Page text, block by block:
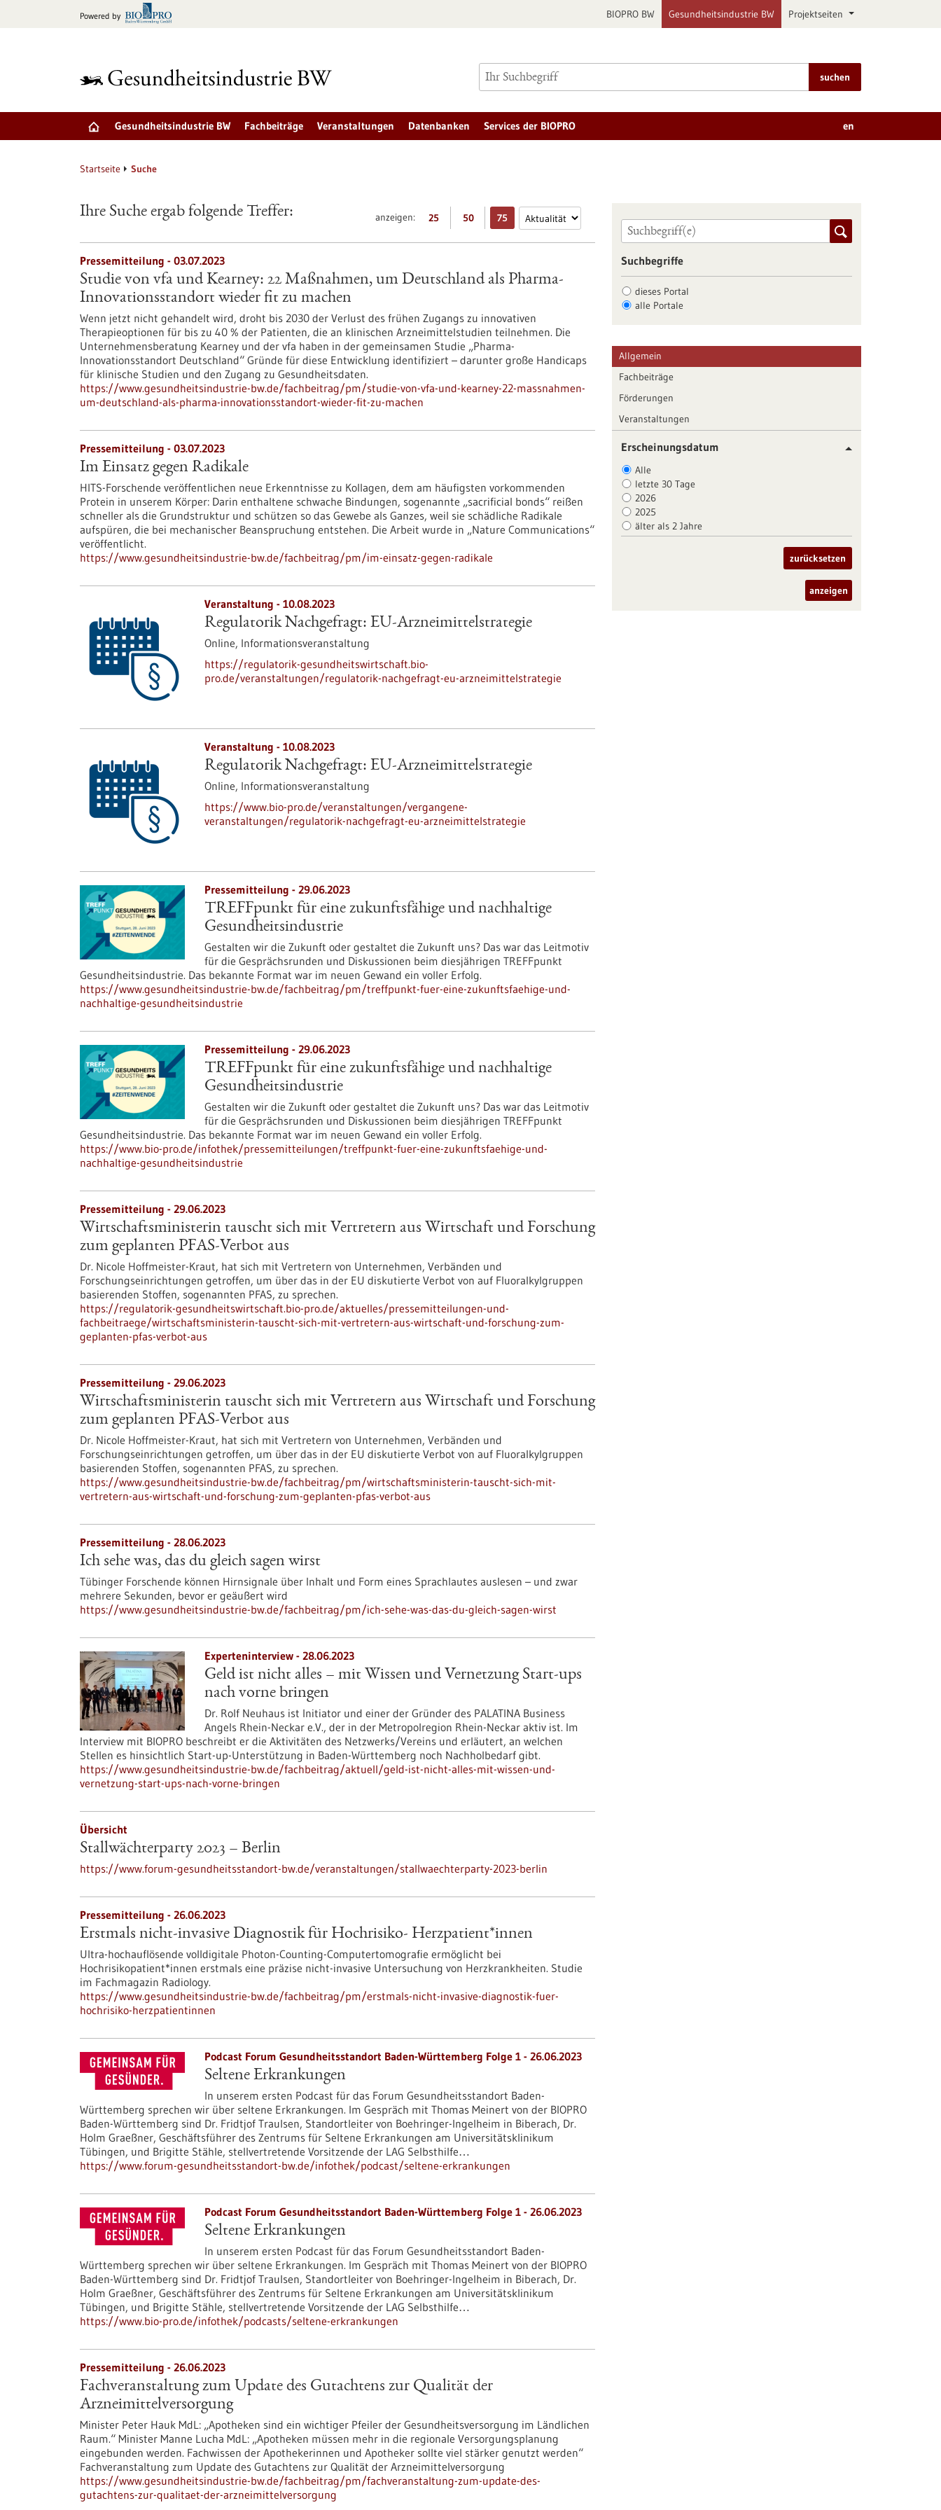
Powered by BIOPRO BW Gesundheitsindustrie BW Projektseiten
suchen
Gesundheitsindustrie BW Fachbeiträge Veranstaltungen Datenbanken Services der BIOPRO en
Startseite Suche
anzeigen: 25 50 75
Ihre Suche ergab folgende Treffer:
Pressemitteilung - 03.07.2023
Studie von vfa und Kearney: 22 Maßnahmen, um Deutschland als Pharma-
Innovationsstandort wieder fit zu machen
Wenn jetzt nicht gehandelt wird, droht bis 2030 der Verlust des frühen Zugangs zu innovativen
Therapieoptionen für bis zu 40 % der Patienten, die an klinischen Arzneimittelstudien teilnehmen. Die
Unternehmensberatung Kearney und der vfa haben in der gemeinsamen Studie „Pharma-
Innovationsstandort Deutschland“ Gründe für diese Entwicklung identifiziert – darunter große Handicaps
für klinische Studien und den Zugang zu Gesundheitsdaten.
https://www.gesundheitsindustrie-bw.de/fachbeitrag/pm/studie-von-vfa-und-kearney-22-massnahmen-
um-deutschland-als-pharma-innovationsstandort-wieder-fit-zu-machen
Pressemitteilung - 03.07.2023
Im Einsatz gegen Radikale
HITS-Forschende veröffentlichen neue Erkenntnisse zu Kollagen, dem am häufigsten vorkommenden
Protein in unserem Körper: Darin enthaltene schwache Bindungen, sogenannte „sacrificial bonds“ reißen
schneller als die Grundstruktur und schützen so das Gewebe als Ganzes, weil sie schädliche Radikale
aufspüren, die bei mechanischer Beanspruchung entstehen. Die Arbeit wurde in „Nature Communications“
veröffentlicht.
https://www.gesundheitsindustrie-bw.de/fachbeitrag/pm/im-einsatz-gegen-radikale
Veranstaltung - 10.08.2023
Regulatorik Nachgefragt: EU-Arzneimittelstrategie
Online, Informationsveranstaltung
https://regulatorik-gesundheitswirtschaft.bio-
pro.de/veranstaltungen/regulatorik-nachgefragt-eu-arzneimittelstrategie
Veranstaltung - 10.08.2023
Regulatorik Nachgefragt: EU-Arzneimittelstrategie
Online, Informationsveranstaltung
https://www.bio-pro.de/veranstaltungen/vergangene-
veranstaltungen/regulatorik-nachgefragt-eu-arzneimittelstrategie
Pressemitteilung - 29.06.2023
TREFFpunkt für eine zukunftsfähige und nachhaltige
Gesundheitsindustrie
Gestalten wir die Zukunft oder gestaltet die Zukunft uns? Das war das Leitmotiv
für die Gesprächsrunden und Diskussionen beim diesjährigen TREFFpunkt
Gesundheitsindustrie. Das bekannte Format war im neuen Gewand ein voller Erfolg.
https://www.gesundheitsindustrie-bw.de/fachbeitrag/pm/treffpunkt-fuer-eine-zukunftsfaehige-und-
nachhaltige-gesundheitsindustrie
Pressemitteilung - 29.06.2023
TREFFpunkt für eine zukunftsfähige und nachhaltige
Gesundheitsindustrie
Gestalten wir die Zukunft oder gestaltet die Zukunft uns? Das war das Leitmotiv
für die Gesprächsrunden und Diskussionen beim diesjährigen TREFFpunkt
Gesundheitsindustrie. Das bekannte Format war im neuen Gewand ein voller Erfolg.
https://www.bio-pro.de/infothek/pressemitteilungen/treffpunkt-fuer-eine-zukunftsfaehige-und-
nachhaltige-gesundheitsindustrie
Pressemitteilung - 29.06.2023
Wirtschaftsministerin tauscht sich mit Vertretern aus Wirtschaft und Forschung
zum geplanten PFAS-Verbot aus
Dr. Nicole Hoffmeister-Kraut, hat sich mit Vertretern von Unternehmen, Verbänden und
Forschungseinrichtungen getroffen, um über das in der EU diskutierte Verbot von auf Fluoralkylgruppen
basierenden Stoffen, sogenannten PFAS, zu sprechen.
https://regulatorik-gesundheitswirtschaft.bio-pro.de/aktuelles/pressemitteilungen-und-
fachbeitraege/wirtschaftsministerin-tauscht-sich-mit-vertretern-aus-wirtschaft-und-forschung-zum-
geplanten-pfas-verbot-aus
Pressemitteilung - 29.06.2023
Wirtschaftsministerin tauscht sich mit Vertretern aus Wirtschaft und Forschung
zum geplanten PFAS-Verbot aus
Dr. Nicole Hoffmeister-Kraut, hat sich mit Vertretern von Unternehmen, Verbänden und
Forschungseinrichtungen getroffen, um über das in der EU diskutierte Verbot von auf Fluoralkylgruppen
basierenden Stoffen, sogenannten PFAS, zu sprechen.
https://www.gesundheitsindustrie-bw.de/fachbeitrag/pm/wirtschaftsministerin-tauscht-sich-mit-
vertretern-aus-wirtschaft-und-forschung-zum-geplanten-pfas-verbot-aus
Pressemitteilung - 28.06.2023
Ich sehe was, das du gleich sagen wirst
Tübinger Forschende können Hirnsignale über Inhalt und Form eines Sprachlautes auslesen – und zwar
mehrere Sekunden, bevor er geäußert wird
https://www.gesundheitsindustrie-bw.de/fachbeitrag/pm/ich-sehe-was-das-du-gleich-sagen-wirst
Experteninterview - 28.06.2023
Geld ist nicht alles – mit Wissen und Vernetzung Start-ups
nach vorne bringen
Dr. Rolf Neuhaus ist Initiator und einer der Gründer des PALATINA Business
Angels Rhein-Neckar e.V., der in der Metropolregion Rhein-Neckar aktiv ist. Im
Interview mit BIOPRO beschreibt er die Aktivitäten des Netzwerks/Vereins und erläutert, an welchen
Stellen es hinsichtlich Start-up-Unterstützung in Baden-Württemberg noch Nachholbedarf gibt.
https://www.gesundheitsindustrie-bw.de/fachbeitrag/aktuell/geld-ist-nicht-alles-mit-wissen-und-
vernetzung-start-ups-nach-vorne-bringen
Übersicht
Stallwächterparty 2023 – Berlin
https://www.forum-gesundheitsstandort-bw.de/veranstaltungen/stallwaechterparty-2023-berlin
Pressemitteilung - 26.06.2023
Erstmals nicht-invasive Diagnostik für Hochrisiko- Herzpatient*innen
Ultra-hochauflösende volldigitale Photon-Counting-Computertomografie ermöglicht bei
Hochrisikopatient*innen erstmals eine präzise nicht-invasive Untersuchung von Herzkrankheiten. Studie
im Fachmagazin Radiology.
https://www.gesundheitsindustrie-bw.de/fachbeitrag/pm/erstmals-nicht-invasive-diagnostik-fuer-
hochrisiko-herzpatientinnen
Podcast Forum Gesundheitsstandort Baden-Württemberg Folge 1 - 26.06.2023
Seltene Erkrankungen
In unserem ersten Podcast für das Forum Gesundheitsstandort Baden-
Württemberg sprechen wir über seltene Erkrankungen. Im Gespräch mit Thomas Meinert von der BIOPRO
Baden-Württemberg sind Dr. Fridtjof Traulsen, Standortleiter von Boehringer-Ingelheim in Biberach, Dr.
Holm Graeßner, Geschäftsführer des Zentrums für Seltene Erkrankungen am Universitätsklinikum
Tübingen, und Brigitte Stähle, stellvertretende Vorsitzende der LAG Selbsthilfe…
https://www.forum-gesundheitsstandort-bw.de/infothek/podcast/seltene-erkrankungen
Podcast Forum Gesundheitsstandort Baden-Württemberg Folge 1 - 26.06.2023
Seltene Erkrankungen
In unserem ersten Podcast für das Forum Gesundheitsstandort Baden-
Württemberg sprechen wir über seltene Erkrankungen. Im Gespräch mit Thomas Meinert von der BIOPRO
Baden-Württemberg sind Dr. Fridtjof Traulsen, Standortleiter von Boehringer-Ingelheim in Biberach, Dr.
Holm Graeßner, Geschäftsführer des Zentrums für Seltene Erkrankungen am Universitätsklinikum
Tübingen, und Brigitte Stähle, stellvertretende Vorsitzende der LAG Selbsthilfe…
https://www.bio-pro.de/infothek/podcasts/seltene-erkrankungen
Pressemitteilung - 26.06.2023
Fachveranstaltung zum Update des Gutachtens zur Qualität der
Arzneimittelversorgung
Minister Peter Hauk MdL: „Apotheken sind ein wichtiger Pfeiler der Gesundheitsversorgung im Ländlichen
Raum.“ Minister Manne Lucha MdL: „Apotheken müssen mehr in die regionale Versorgungsplanung
eingebunden werden. Fachwissen der Apothekerinnen und Apotheker sollte viel stärker genutzt werden“
Fachveranstaltung zum Update des Gutachtens zur Qualität der Arzneimittelversorgung
https://www.gesundheitsindustrie-bw.de/fachbeitrag/pm/fachveranstaltung-zum-update-des-
gutachtens-zur-qualitaet-der-arzneimittelversorgung
Suchbegriffe
dieses Portal
alle Portale
Allgemein
Fachbeiträge
Förderungen
Veranstaltungen
Erscheinungsdatum
Alle
letzte 30 Tage
2026
2025
älter als 2 Jahre
zurücksetzen
anzeigen